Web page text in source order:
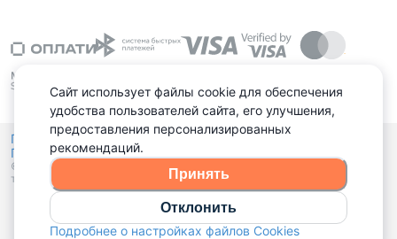
Политика конфиденциальности,
Политика обработки файлов куки
© 2015 - 2026, Domovita.by. Копирование материалов допускается
только при наличии активной ссылки.
Сайт использует файлы cookie для обеспечения
удобства пользователей сайта, его улучшения,
предоставления персонализированных
рекомендаций.
Принять
Отклонить
Подробнее о настройках файлов Cookies